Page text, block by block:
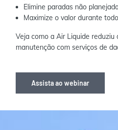
Elimine paradas não
Maximize o valor durante
Veja como a Air Liquide
manutenção com serviços de
Assista ao webinar